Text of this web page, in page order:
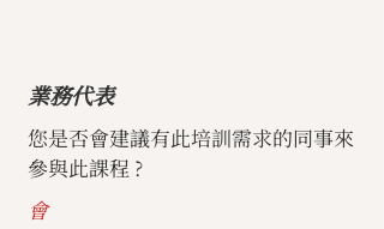
業務代表
您是否會建議有此培訓需求的同事來
參與此課程 ?
會